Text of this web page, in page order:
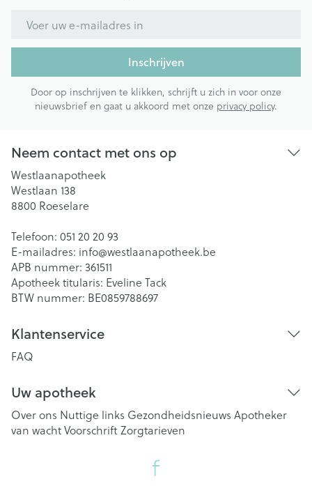
Inschrijven
Door op inschrijven te klikken, schrijft u zich in voor onze
nieuwsbrief en gaat u akkoord met onze privacy policy.
Neem contact met ons op
Westlaanapotheek
Westlaan 138
8800 Roeselare
Telefoon: 051 20 20 93
E-mailadres: info@westlaanapotheek.be
APB nummer: 361511
Apotheek titularis: Eveline Tack
BTW nummer: BE0859788697
Klantenservice
FAQ
Uw apotheek
Over ons Nuttige links Gezondheidsnieuws Apotheker
van wachtVoorschriftZorgtarieven